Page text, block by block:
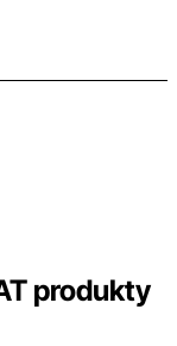
produkty